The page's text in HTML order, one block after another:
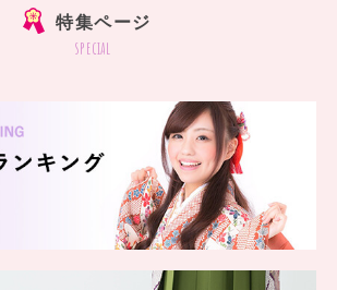
特集ページ
special